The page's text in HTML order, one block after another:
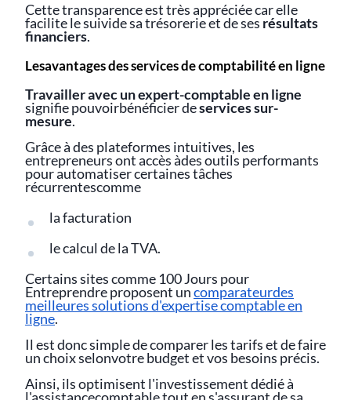
Cette transparence est très appréciée car elle
facilite le suivide sa trésorerie et de ses résultats
financiers.
Lesavantages des services de comptabilité en ligne
Travailler avec un expert-comptable en ligne
signifie pouvoirbénéficier deservices sur-
mesure.
Grâce à des plateformes intuitives, les
entrepreneurs ont accès àdes outils performants
pour automatiser certaines tâches
récurrentescomme
la facturation
le calcul de la TVA.
Certains sites comme 100 Jours pour
Entreprendre proposent uncomparateurdes
meilleures solutions d'expertise comptable en
ligne.
Il est donc simple de comparer les tarifs et de faire
un choix selonvotre budget et vos besoins précis.
Ainsi, ils optimisent l'investissement dédié à